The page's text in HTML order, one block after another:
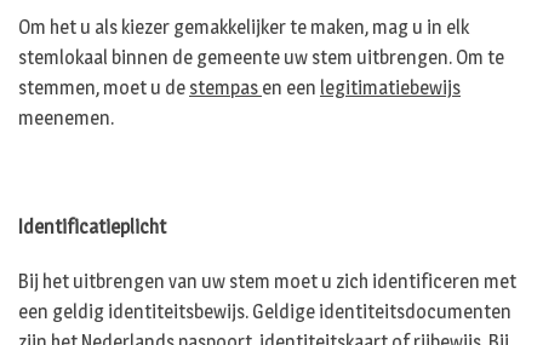
Om het u als kiezer gemakkelijker te maken, mag u in elk
stemlokaal binnen de gemeente uw stem uitbrengen. Om te
stemmen, moet u de stempas en een legitimatiebewijs
meenemen.
Identificatieplicht
Bij het uitbrengen van uw stem moet u zich identificeren met
een geldig identiteitsbewijs. Geldige identiteitsdocumenten